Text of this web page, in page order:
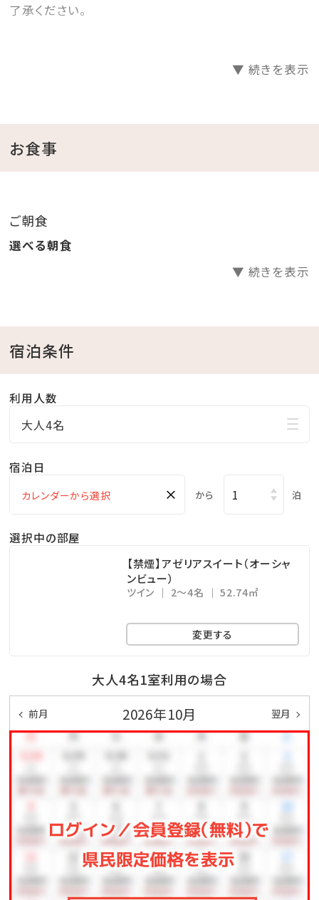
了承ください。
◆オーシャンビュールームで人気の【オーキッド】
めながら入れるジェットバス。
波音をBGMに優雅な楽園時間をお過ごしください。
バルコニーやガラス張りのバスルームからは大浦湾を望
み、
夕方になると赤く染まる夕陽が天蓋付きベッドに反射し
お好きなオーシャンビュールームで、美しい海を眺めな
がらゆっくりと流れる時間をご堪能ください。
＜ 特典 ＞
○レンタルカートが滞在中1台無料でご利用いただけま
※要運転免許証
○通常【大人1,800円、小人600円】の屋内プール「レイ
19時からはナイトプールでの利用も可能です♪
○ガーデンプール・ビーチサイドプールがご利用いただ
きない場合がございます。ご了承ください。
・添い寝のお子様は、幼児（食事・布団なし）へ人数をご
入力ください。
（施設利用料はかかりません。）
【インドアプール（屋内プール）】
・～5/6、7/1～9/30、11/1～2027年海開き前日 10：
00～22：00
・5/7～6/30、10/1～10/31 14：00～22：00
※最終受付は21：00となります。
▼ 続きを表示
お食事
ご朝食
選べる朝食
▼ 続きを表示
宿泊条件
利用人数
大人4名
宿泊日
× から 泊
選択中の部屋
【禁煙】アゼリアスイート（オーシャ
ンビュー）
ツイン 2～4名 52.74㎡
変更する
大人4名1室利用の場合
前月 2026年10月 翌月